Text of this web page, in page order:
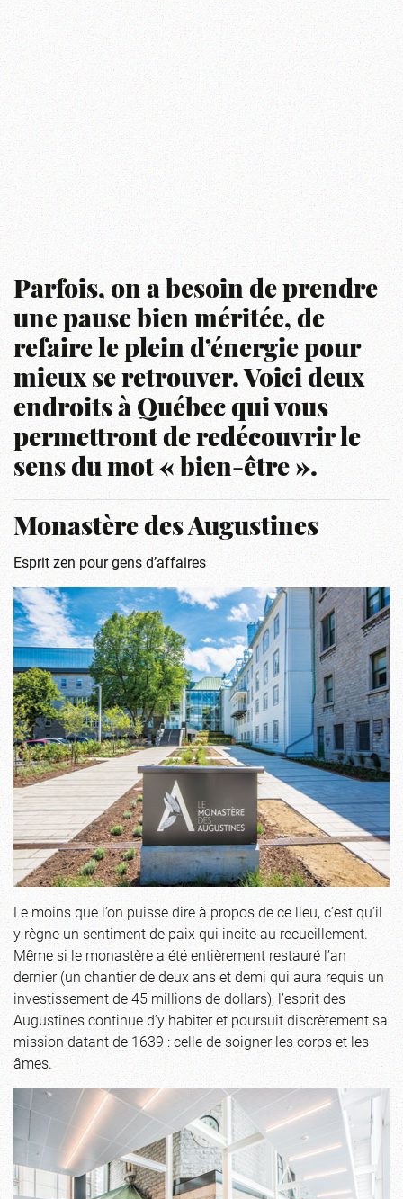
Parfois, on a besoin de prendre
une pause bien méritée, de
refaire le plein d’énergie pour
mieux se retrouver. Voici deux
endroits à Québec qui vous
permettront de redécouvrir le
sens du mot « bien-être ».
Monastère des Augustines
Esprit zen pour gens d’affaires
Le moins que l’on puisse dire à propos de ce lieu, c’est qu’il
y règne un sentiment de paix qui incite au recueillement.
Même si le monastère a été entièrement restauré l’an
dernier (un chantier de deux ans et demi qui aura requis un
investissement de 45 millions de dollars), l’esprit des
Augustines continue d’y habiter et poursuit discrètement sa
mission datant de 1639 : celle de soigner les corps et les
âmes.